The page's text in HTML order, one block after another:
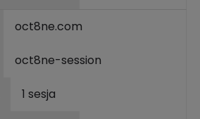
oct8ne.com
oct8ne-session
1 sesja